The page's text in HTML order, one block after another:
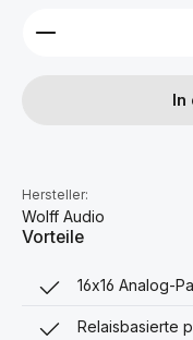
Produkt Anzahl:
In
Hersteller:
Wolff Audio
Vorteile
16x16 Analog-
Relaisbasierte